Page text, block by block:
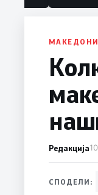
Редакција
СПОДЕЛИ: